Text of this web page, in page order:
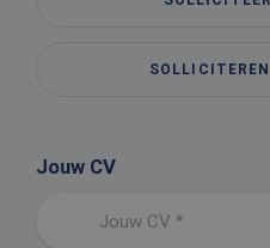
Jouw CV
Jouw CV *